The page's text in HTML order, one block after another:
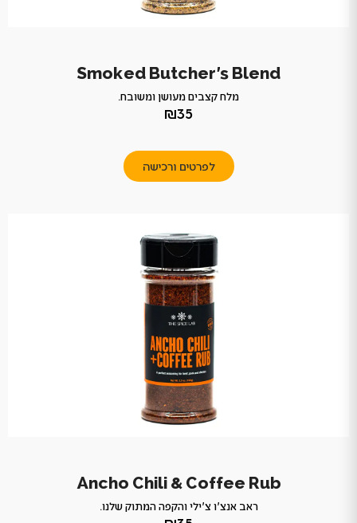
Smoked Butcher's Blend
מלח קצבים מעושן ומשובח.
₪35
לפרטים ורכישה
Ancho Chili & Coffee Rub
ראב אנצ'ו צ'ילי והקפה המתוק שלנו.